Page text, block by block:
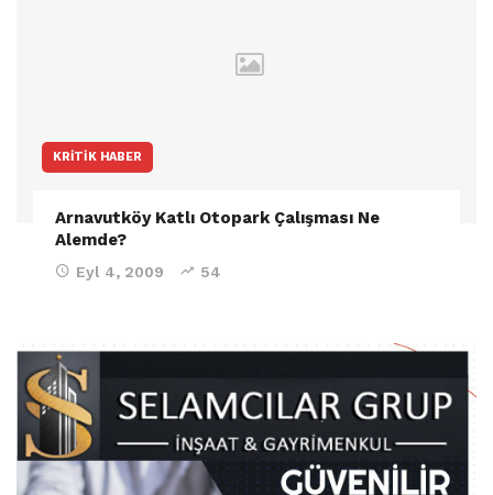
KRITIK HABER
Arnavutköy Katlı Otopark Çalışması Ne
Alemde?
Eyl 4, 2009 54